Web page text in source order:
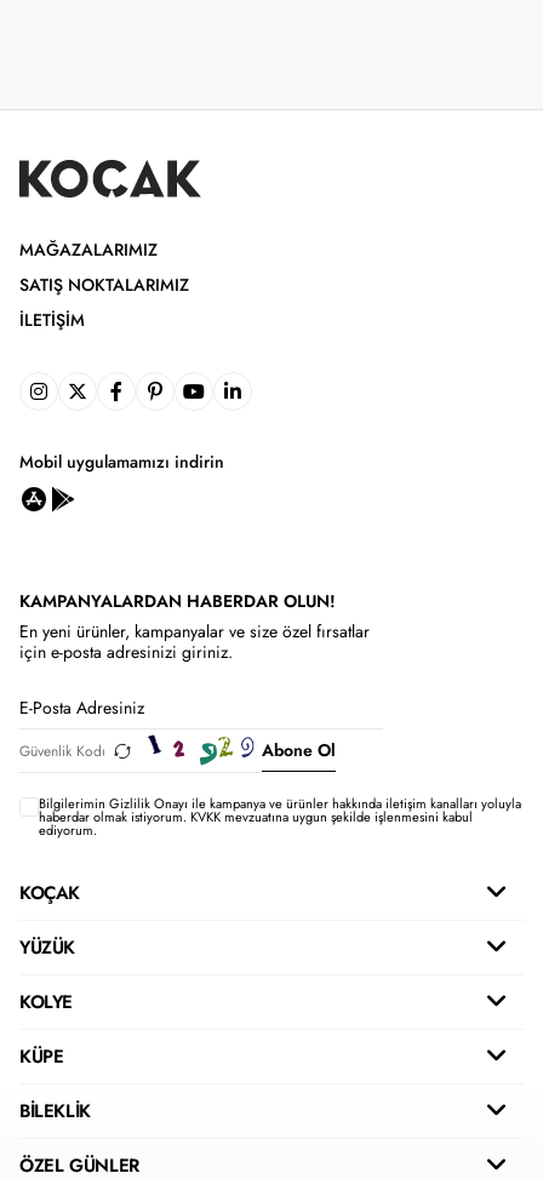
MAĞAZALARIMIZ
SATIŞ NOKTALARIMIZ
İLETIŞIM
Mobil uygulamamızı indirin
KAMPANYALARDAN HABERDAR OLUN!
En yeni ürünler, kampanyalar ve size özel fırsatlar
için e-posta adresinizi giriniz.
Abone Ol
Bilgilerimin Gizlilik Onayı ile kampanya ve ürünler hakkında iletişim kanalları yoluyla
haberdar olmak istiyorum.KVKK mevzuatına uygun şekilde işlenmesini kabul
ediyorum.
KOÇAK
YÜZÜK
KOLYE
KÜPE
BİLEKLİK
ÖZEL GÜNLER